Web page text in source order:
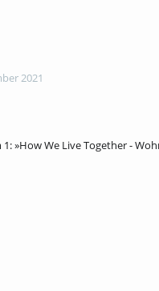
2021
»How We Live Together -